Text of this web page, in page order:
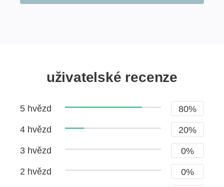
uživatelské recenze
5 hvězd 80%
4 hvězd 20%
3 hvězd 0%
2 hvězd 0%